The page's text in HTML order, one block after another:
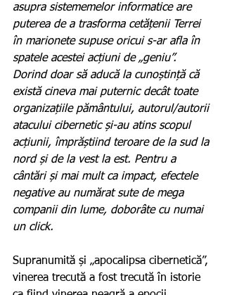
asupra sistememelor informatice are
puterea de a trasforma cetățenii Terrei
în marionete supuse oricui s-ar afla în
spatele acestei acțiuni de „geniu”.
Dorind doar să aducă la cunoștință că
există cineva mai puternic decât toate
organizațiile pământului, autorul/autorii
atacului cibernetic și-au atins scopul
acțiunii, împrăștiind teroare de la sud la
nord și de la vest la est. Pentru a
cântări și mai mult ca impact, efectele
negative au numărat sute de mega
companii din lume, doborâte cu numai
un click.
Supranumită și „apocalipsa cibernetică”,
vinerea trecută a fost trecută în istorie